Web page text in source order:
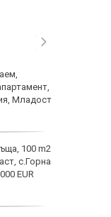
Младост
100 m2
с.Горна
EUR